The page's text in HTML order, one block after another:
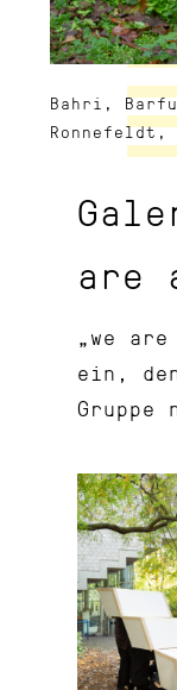
Bahri,
Ronnefeldt,
are
„we
ein,
Gruppe